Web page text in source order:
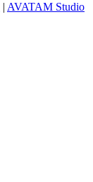
| AVATAM Studio